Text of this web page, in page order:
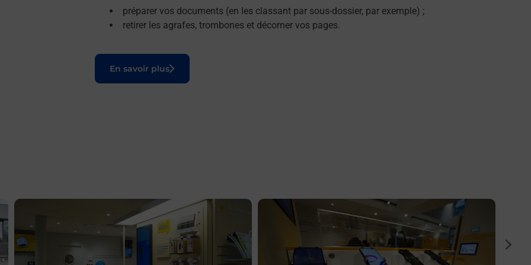
préparer vos documents (en les classant par sous-dossier, par exemple) ;
retirer les agrafes, trombones et décorner vos pages.
En savoir plus
Le lien s'ouvre dans un nouvel onglet
En savoir plus En savoir plus
Vous